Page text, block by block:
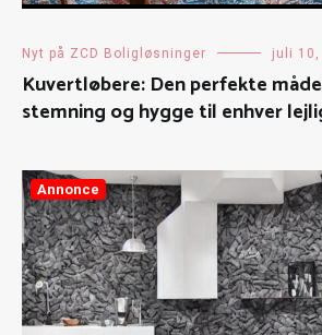
Nyt på ZCD Boligløsninger juli 10,
Kuvertløbere: Den perfekte
stemning og hygge til enhver
Annonce